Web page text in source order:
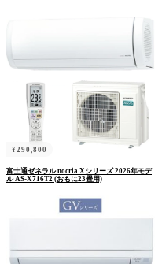
¥290,800
富士通ゼネラル nocria Xシリーズ 2026年モデ
ル AS-X716T2 (おもに23畳用)